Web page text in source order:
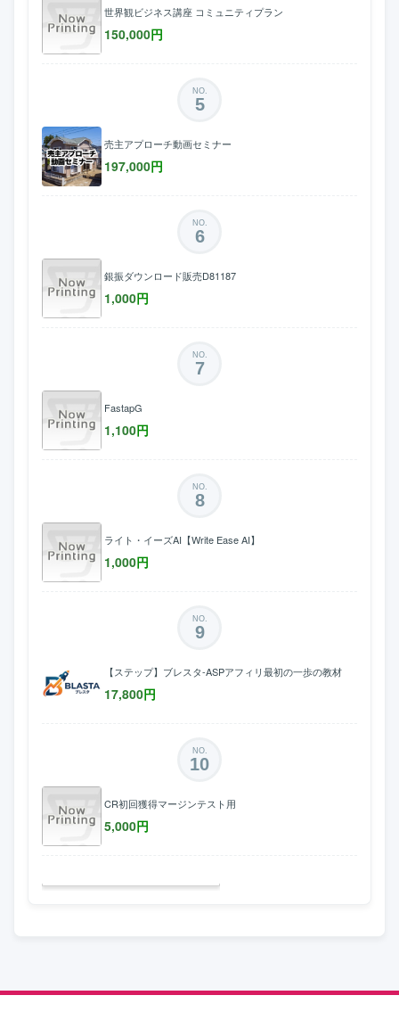
世界観ビジネス講座 コミュニティプラン
150,000円
NO.
5
売主アプローチ動画セミナー
197,000円
NO.
6
銀振ダウンロード販売D81187
1,000円
NO.
7
FastapG
1,100円
NO.
8
ライト・イーズAI【Write Ease AI】
1,000円
NO.
9
【ステップ】ブレスタ-ASPアフィリ最初の一歩の教材
17,800円
NO.
10
CR初回獲得マージンテスト用
5,000円